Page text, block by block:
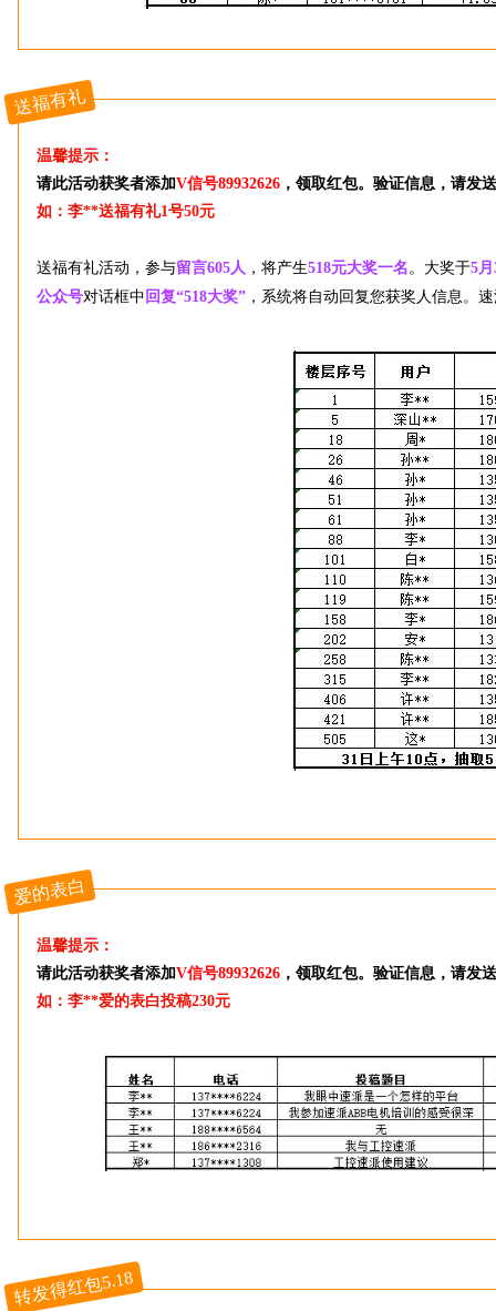
送福有礼
温馨提示：
请此活动获奖者添加V信号89932626 ，领取红包。验证信息，请发
如：李**送福有礼1号50元
送福有礼活动，参与留言605人 ，将产生518元大奖一名。大奖于5
公众号对话框中 回复“518大奖” ，系统将自动回复您获奖人信息。
爱的表白
温馨提示：
请此活动获奖者添加V信号89932626 ，领取红包。验证信息，请发
如：李**爱的表白投稿230元
转发得红包5.18